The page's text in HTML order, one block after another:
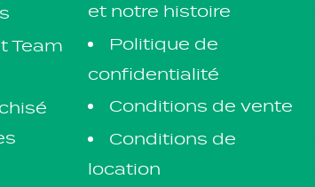
Team
et notre histoire
Politique de
confidentialité
Conditions de vente
Conditions de
location